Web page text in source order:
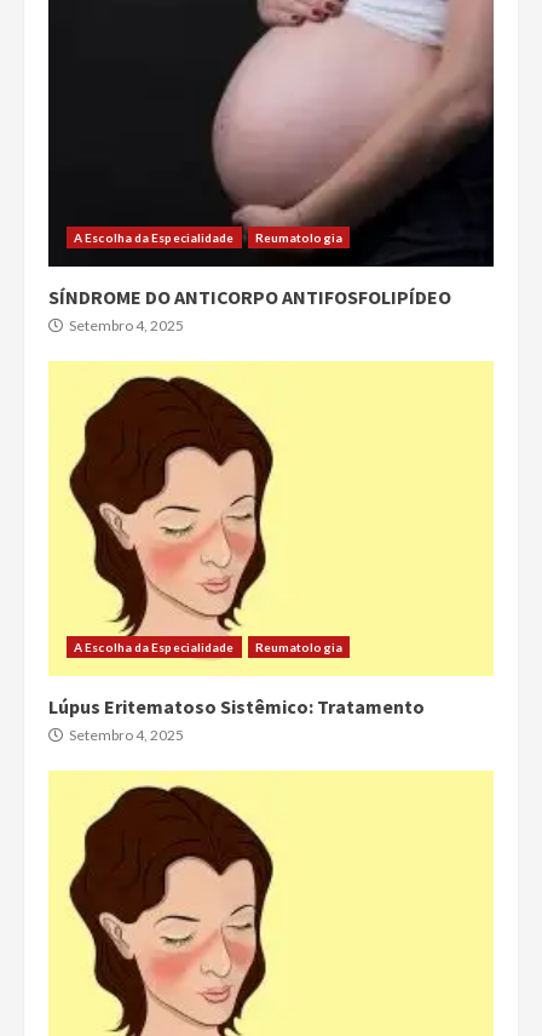
A Escolha da Especialidade Reumatologia
SÍNDROME DO ANTICORPO ANTIFOSFOLIPÍDEO
Setembro 4, 2025
A Escolha da Especialidade Reumatologia
Lúpus Eritematoso Sistêmico: Tratamento
Setembro 4, 2025